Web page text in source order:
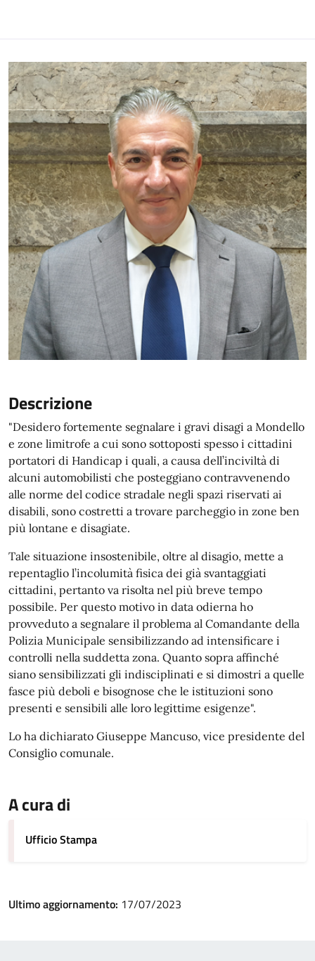
Descrizione
"Desidero fortemente segnalare i gravi disagi a Mondello
e zone limitrofe a cui sono sottoposti spesso i cittadini
portatori di Handicap i quali, a causa dell’inciviltà di
alcuni automobilisti che posteggiano contravvenendo
alle norme del codice stradale negli spazi riservati ai
disabili, sono costretti a trovare parcheggio in zone ben
più lontane e disagiate.
Tale situazione insostenibile, oltre al disagio, mette a
repentaglio l’incolumità fisica dei già svantaggiati
cittadini, pertanto va risolta nel più breve tempo
possibile. Per questo motivo in data odierna ho
provveduto a segnalare il problema al Comandante della
Polizia Municipale sensibilizzando ad intensificare i
controlli nella suddetta zona. Quanto sopra affinché
siano sensibilizzati gli indisciplinati e si dimostri a quelle
fasce più deboli e bisognose che le istituzioni sono
presenti e sensibili alle loro legittime esigenze".
Lo ha dichiarato Giuseppe Mancuso, vice presidente del
Consiglio comunale.
A cura di
Ufficio Stampa
Ultimo aggiornamento: 17/07/2023